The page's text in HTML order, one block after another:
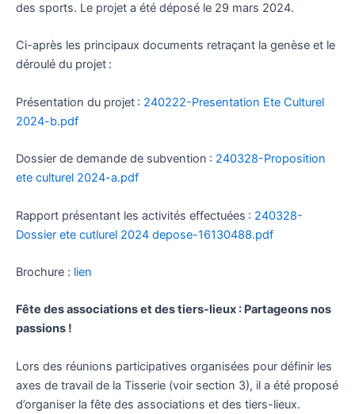
des sports. Le projet a été déposé le 29 mars 2024.
Ci-après les principaux documents retraçant la genèse et le
déroulé du projet :
Présentation du projet : 240222-Presentation Ete Culturel
2024-b.pdf
Dossier de demande de subvention : 240328-Proposition
ete culturel 2024-a.pdf
Rapport présentant les activités effectuées : 240328-
Dossier ete cutlurel 2024 depose-16130488.pdf
Brochure : lien
Fête des associations et des tiers-lieux : Partageons nos
passions !
Lors des réunions participatives organisées pour définir les
axes de travail de la Tisserie (voir section 3), il a été proposé
d’organiser la fête des associations et des tiers-lieux.